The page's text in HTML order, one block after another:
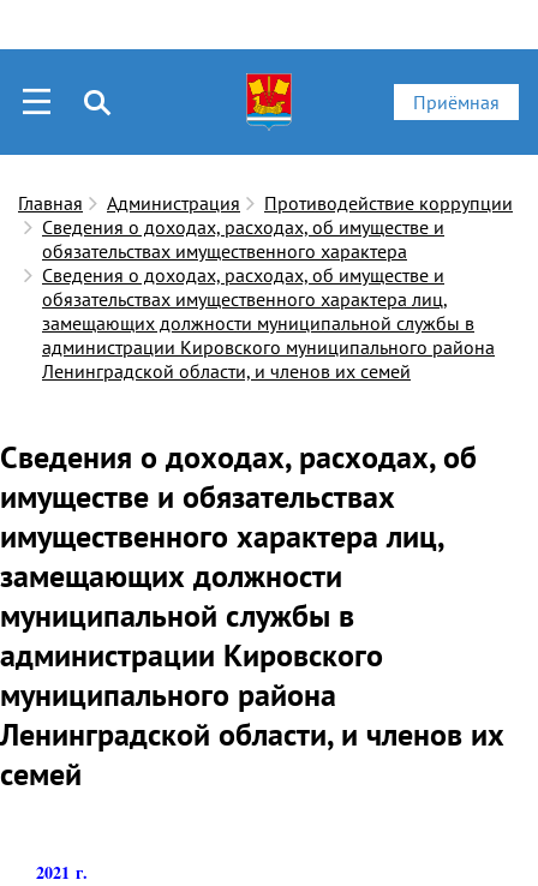
Приёмная
Главная Администрация
Противодействие коррупции
Сведения о доходах, расходах, об имуществе и
обязательствах имущественного характера
Сведения о доходах, расходах, об имуществе и
обязательствах имущественного характера лиц,
замещающих должности муниципальной службы в
администрации Кировского муниципального района
Ленинградской области, и членов их семей
Сведения о доходах, расходах, об
имуществе и обязательствах
имущественного характера лиц,
замещающих должности
муниципальной службы в
администрации Кировского
муниципального района
Ленинградской области, и членов их
семей
2021 г.